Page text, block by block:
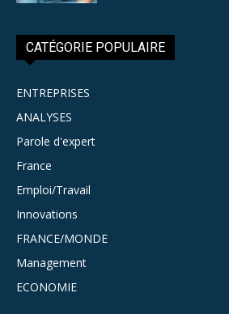
CATÉGORIE POPULAIRE
ENTREPRISES
ANALYSES
Parole d'expert
France
Emploi/Travail
Innovations
FRANCE/MONDE
Management
ECONOMIE